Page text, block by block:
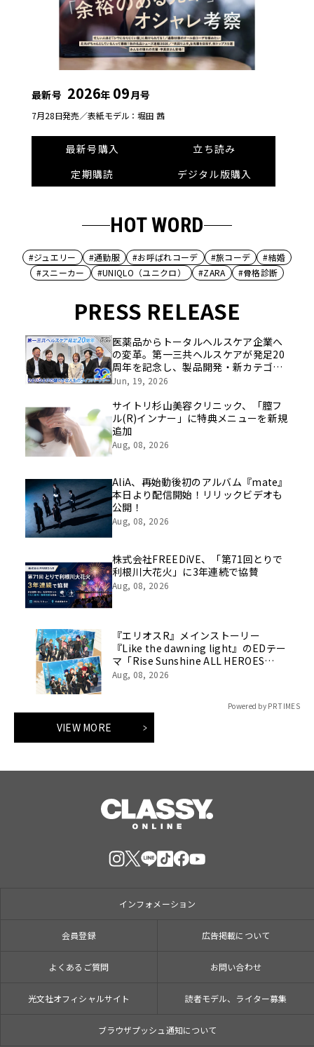
最新号 2026年 09月号
7月28日発売／表紙モデル：堀田 茜
最新号購入
立ち読み
定期購読
デジタル版購入
HOT WORD
#ジュエリー #通勤服 #お呼ばれコーデ #旅コーデ
#結婚
#スニーカー
#UNIQLO（ユニクロ） #ZARA #骨格診断
PRESS RELEASE
医薬品からトータルヘルスケア企業へ
の変革。第一三共ヘルスケアが発足20
周年を記念し、製品開発・新カテゴリ
挑戦の舞台や旧社統合時のエピソード
像を公開！
Jun, 19, 2026
サイトリ杉山美容クリニック、「膣フ
ル(R)インナー」に特典メニューを新規
追加
Aug, 08, 2026
AliA、再始動後初のアルバム『mate』
本日より配信開始！リリックビデオも
公開！
Aug, 08, 2026
株式会社FREEDiVE、「第71回とりで
利根川大花火」に3年連続で協賛
Aug, 08, 2026
『エリオスR』メインストーリー
『Like the dawning light』のEDテー
マ「Rise Sunshine ALL HEROES
Ver.」がフルサイズ配信決定！
Aug, 08, 2026
Powered by PR TIMES
VIEW MORE
インフォメーション
会員登録 広告掲載について
よくあるご質問 お問い合わせ
光文社オフィシャルサイト 読者モデル、ライター募集
ブラウザプッシュ通知について